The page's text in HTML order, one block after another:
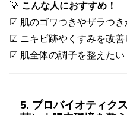
💡 こんな人におすすめ！
☑ 肌のゴワつきやザラつき
☑ ニキビ跡やくすみを改善
☑ 肌全体の調子を整えたい
5. プロバイオティク